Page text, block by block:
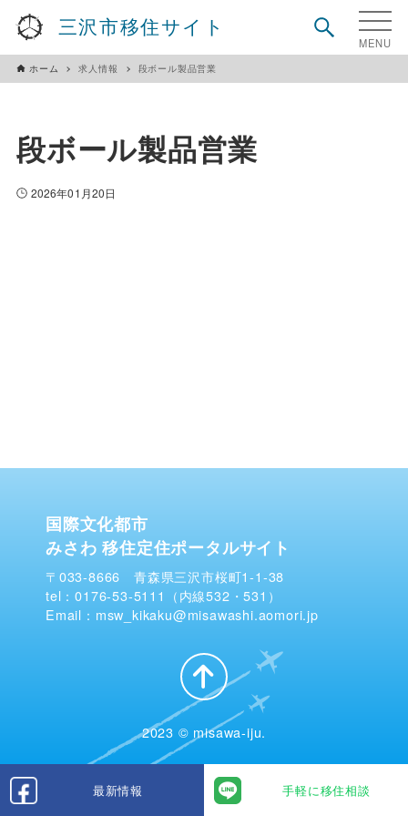
三沢市移住サイト
最新情報 手軽に移住相談
ホーム 求人情報 段ボール製品営業
段ボール製品営業
2026年01月20日
国際文化都市
みさわ 移住定住ポータルサイト
〒033-8666 青森県三沢市桜町1-1-38
tel：0176-53-5111（内線532・531）
Email：msw_kikaku@misawashi.aomori.jp
2023 © misawa-iju.